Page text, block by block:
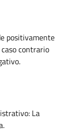
positivamente
contrario
La